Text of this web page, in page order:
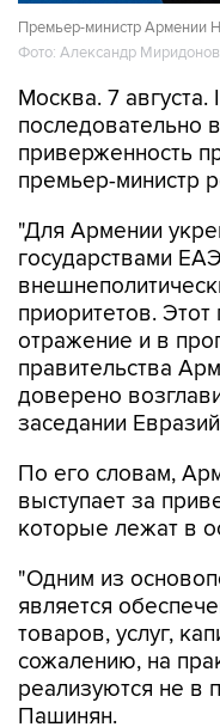
Премьер-министр Армении
Фото: Александр
Москва. 7 августа.
последовательно
приверженность
премьер-министр
"Для Армении
государствами
приоритетов.
отражение и в
правительства
доверено
заседании
По его словам,
выступает за
которые лежат в
"Одним из
является
товаров, услуг,
сожалению, на
реализуются не в
Пашинян.